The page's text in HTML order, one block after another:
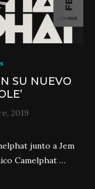
SU NUEVO
2019
junto a Jem
Camelphat …